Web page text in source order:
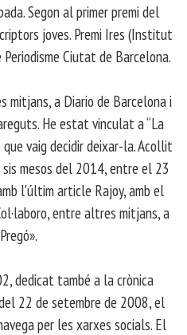
Segon al primer premi del
joves. Premi Ires (Institut
Periodisme Ciutat de Barcelona.
a Diario de Barcelona i
He estat vinculat a “La
vaig decidir deixar-la. Acollit
mesos del 2014, entre el 23
l'últim article Rajoy, amb el
entre altres mitjans, a
dedicat també a la crònica
22 de setembre de 2008, el
per les xarxes socials. El